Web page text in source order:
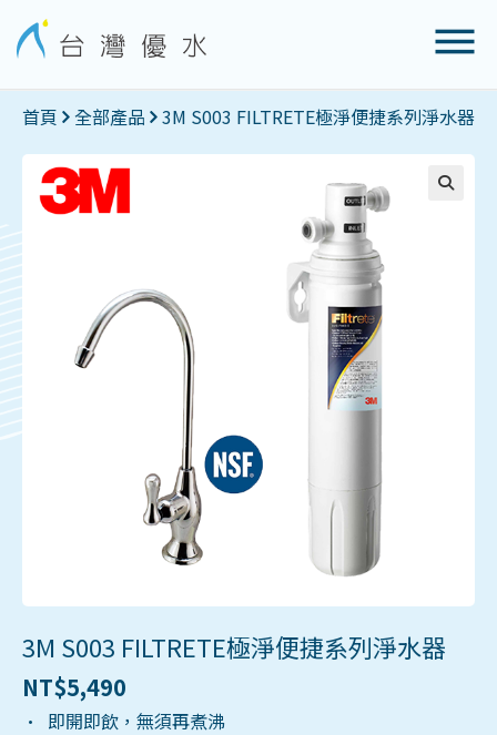
首頁 全部產品 3M S003 FILTRETE極淨便捷系列淨水器
3M S003 FILTRETE極淨便捷系列淨水器
NT$5,490
• 即開即飲，無須再煮沸